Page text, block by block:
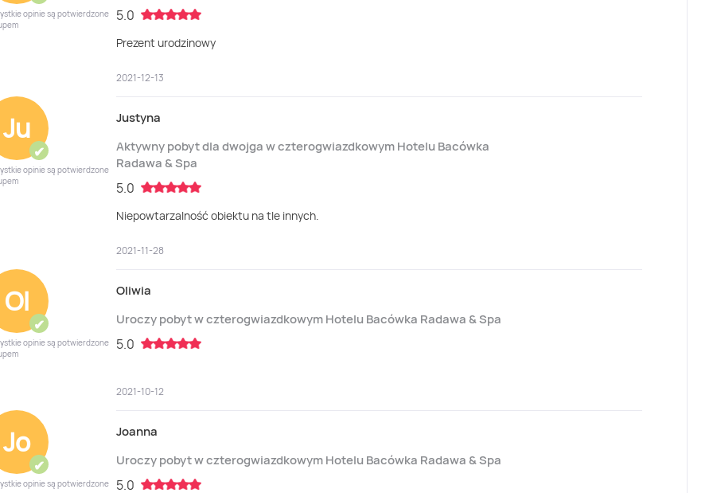
opinie są potwierdzone
5.0
Prezent urodzinowy
2021-12-13
Ju
✔
opinie są potwierdzone
Justyna
Aktywny pobyt dla dwojga w czterogwiazdkowym Hotelu Bacówka
Radawa & Spa
5.0
Niepowtarzalność obiektu na tle innych.
2021-11-28
Ol
✔
opinie są potwierdzone
Oliwia
Uroczy pobyt w czterogwiazdkowym Hotelu Bacówka Radawa & Spa
5.0
2021-10-12
Jo
✔
opinie są potwierdzone
Joanna
Uroczy pobyt w czterogwiazdkowym Hotelu Bacówka Radawa & Spa
5.0